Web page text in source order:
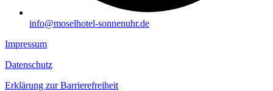
info@moselhotel-sonnenuhr.de
Impressum
Datenschutz
Erklärung zur Barrierefreiheit